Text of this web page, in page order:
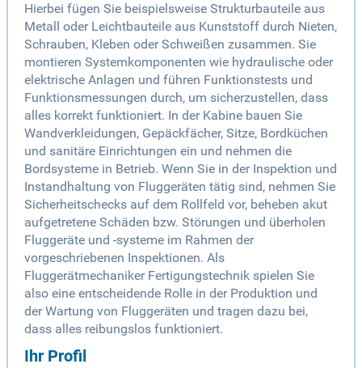
Hierbei fügen Sie beispielsweise Strukturbauteile aus
Metall oder Leichtbauteile aus Kunststoff durch Nieten,
Schrauben, Kleben oder Schweißen zusammen. Sie
montieren Systemkomponenten wie hydraulische oder
elektrische Anlagen und führen Funktionstests und
Funktionsmessungen durch, um sicherzustellen, dass
alles korrekt funktioniert. In der Kabine bauen Sie
Wandverkleidungen, Gepäckfächer, Sitze, Bordküchen
und sanitäre Einrichtungen ein und nehmen die
Bordsysteme in Betrieb. Wenn Sie in der Inspektion und
Instandhaltung von Fluggeräten tätig sind, nehmen Sie
Sicherheitschecks auf dem Rollfeld vor, beheben akut
aufgetretene Schäden bzw. Störungen und überholen
Fluggeräte und -systeme im Rahmen der
vorgeschriebenen Inspektionen. Als
Fluggerätmechaniker Fertigungstechnik spielen Sie
also eine entscheidende Rolle in der Produktion und
der Wartung von Fluggeräten und tragen dazu bei,
dass alles reibungslos funktioniert.
Ihr Profil